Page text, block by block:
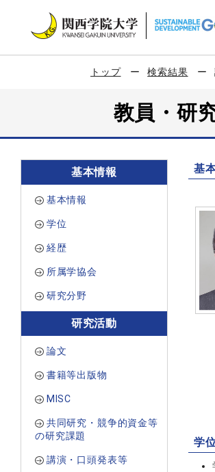
トップ 検索結果
教員・研
基本情報
基本情報
学位
経歴
所属学協会
研究分野
研究活動
論文
書籍等出版物
MISC
共同研究・競争的資金等
の研究課題
講演・口頭発表等
基
学